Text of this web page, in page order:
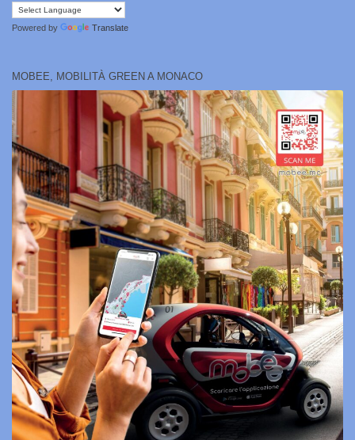
Powered by Translate
MOBEE, MOBILITÀ GREEN A MONACO